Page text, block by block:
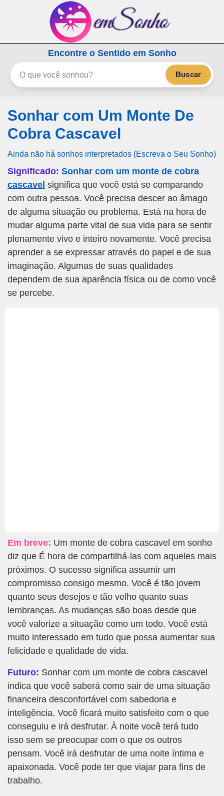
emSonho.com
Os sonhos significam mais
Encontre o Sentido em Sonho
Buscar
Sonhar com Um Monte De
Cobra Cascavel
Ainda não há sonhos interpretados (Escreva o Seu Sonho)
Significado: Sonhar com um monte de cobra
cascavel significa que você está se comparando
com outra pessoa. Você precisa descer ao âmago
de alguma situação ou problema. Está na hora de
mudar alguma parte vital de sua vida para se sentir
plenamente vivo e inteiro novamente. Você precisa
aprender a se expressar através do papel e de sua
imaginação. Algumas de suas qualidades
dependem de sua aparência física ou de como você
se percebe.
Em breve: Um monte de cobra cascavel em sonho
diz que É hora de compartilhá-las com aqueles mais
próximos. O sucesso significa assumir um
compromisso consigo mesmo. Você é tão jovem
quanto seus desejos e tão velho quanto suas
lembranças. As mudanças são boas desde que
você valorize a situação como um todo. Você está
muito interessado em tudo que possa aumentar sua
felicidade e qualidade de vida.
Futuro: Sonhar com um monte de cobra cascavel
indica que você saberá como sair de uma situação
financeira desconfortável com sabedoria e
inteligência. Você ficará muito satisfeito com o que
conseguiu e irá desfrutar. À noite você terá tudo
isso sem se preocupar com o que os outros
pensam. Você irá desfrutar de uma noite íntima e
apaixonada. Você pode ter que viajar para fins de
trabalho.